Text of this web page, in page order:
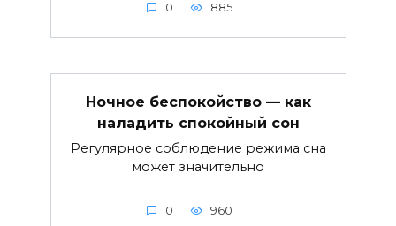
0 885
Ночное беспокойство — как
наладить спокойный сон
Регулярное соблюдение режима сна
может значительно
0 960